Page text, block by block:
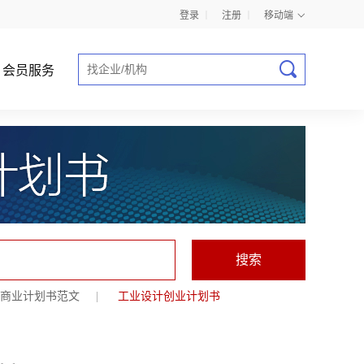
登录 注册 移动端
会员服务
商业计划书指导
业计划书范文 工业设计创业计划书